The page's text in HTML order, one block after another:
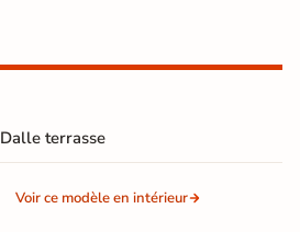
Dalle terrasse
Voir ce modèle en intérieur